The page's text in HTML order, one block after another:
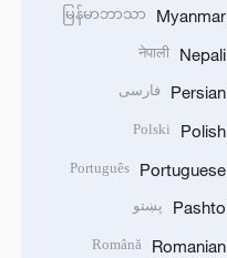
Myanmar
မြန်မာဘာသာ
Nepali
नेपाली
Persian فارسی
Polish
Polski
Portuguese
Português
Pashto پښتو
Romanian
Română